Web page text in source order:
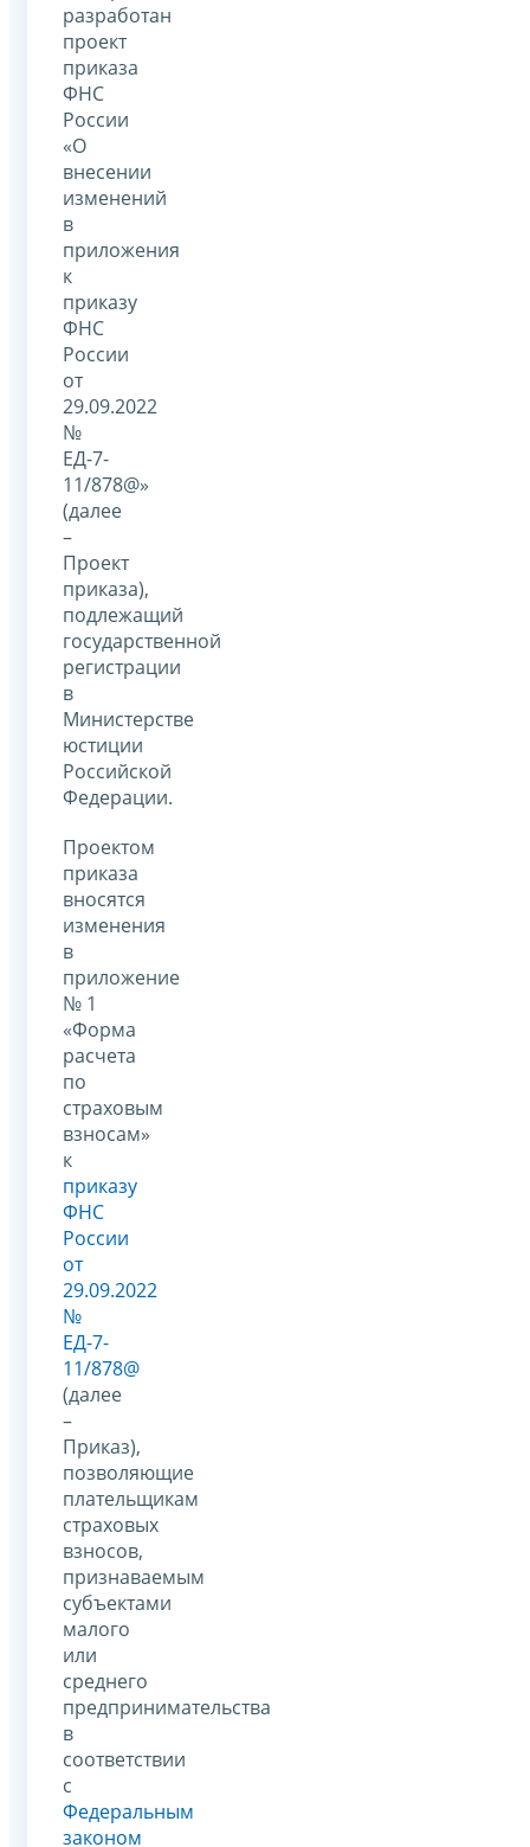
разработан
проект
приказа
ФНС
России
«О
внесении
изменений
в
приложения
к
приказу
ФНС
России
от
29.09.2022
№
ЕД-7-
11/878@»
(далее
–
Проект
приказа),
подлежащий
государственной
регистрации
в
Министерстве
юстиции
Российской
Федерации.
Проектом
приказа
вносятся
изменения
в
приложение
№ 1
«Форма
расчета
по
страховым
взносам»
к
приказу
ФНС
России
от
29.09.2022
№
ЕД-7-
11/878@
(далее
–
Приказ),
позволяющие
плательщикам
страховых
взносов,
признаваемым
субъектами
малого
или
среднего
предпринимательства
в
соответствии
с
Федеральным
законом